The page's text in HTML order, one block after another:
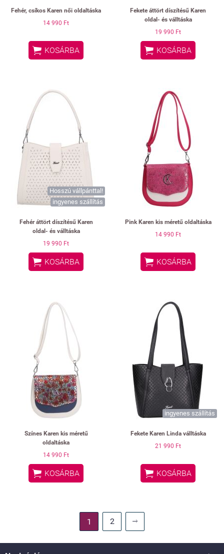
Fehér, csíkos Karen női oldaltáska
14 990 Ft
 KOSÁRBA
Fekete áttört díszítésű Karen
oldal- és válltáska
19 990 Ft
 KOSÁRBA
Hosszú vállpánttal!
ingyenes szállítás
Fehér áttört díszítésű Karen
oldal- és válltáska
19 990 Ft
 KOSÁRBA
Pink Karen kis méretű oldaltáska
14 990 Ft
 KOSÁRBA
Színes Karen kis méretű
oldaltáska
14 990 Ft
 KOSÁRBA
ingyenes szállítás
Fekete Karen Linda válltáska
21 990 Ft
 KOSÁRBA
1 2 